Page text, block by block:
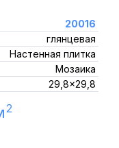
20016
глянцевая
Настенная плитка
Мозаика
29,8x29,8
2